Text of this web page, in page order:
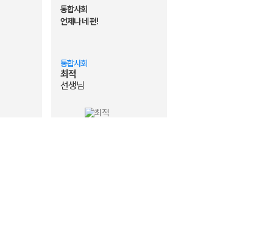
통합사회
언제나 네 편!
통합사회
최적
선생님